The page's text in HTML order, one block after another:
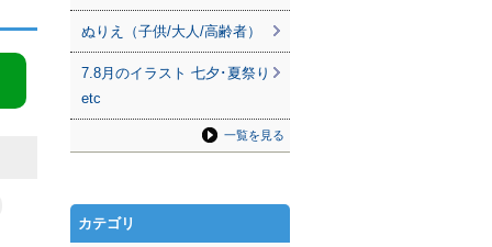
ぬりえ（子供/大人/高齢者）
7.8月のイラスト 七夕･夏祭り
etc
一覧を見る
カテゴリ